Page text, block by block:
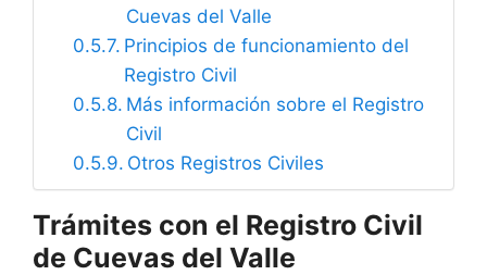
Cuevas del Valle
Principios de funcionamiento del
Registro Civil
Más información sobre el Registro
Civil
Otros Registros Civiles
Trámites con el Registro Civil
de Cuevas del Valle